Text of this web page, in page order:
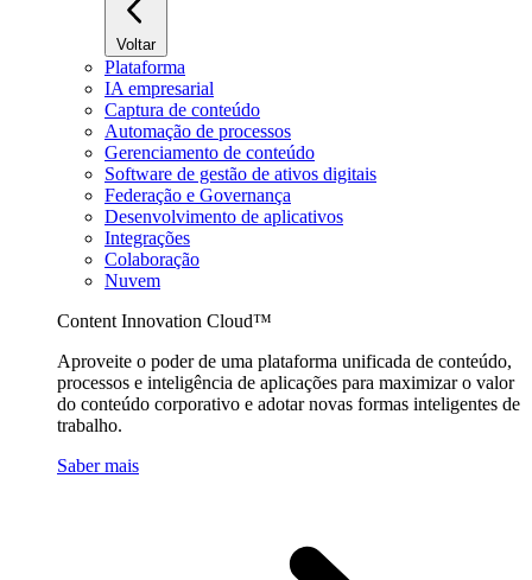
Voltar
Plataforma
IA empresarial
Captura de conteúdo
Automação de processos
Gerenciamento de conteúdo
Software de gestão de ativos digitais
Federação e Governança
Desenvolvimento de aplicativos
Integrações
Colaboração
Nuvem
Content Innovation Cloud™
Aproveite o poder de uma plataforma unificada de conteúdo,
processos e inteligência de aplicações para maximizar o valor
do conteúdo corporativo e adotar novas formas inteligentes de
trabalho.
Saber mais